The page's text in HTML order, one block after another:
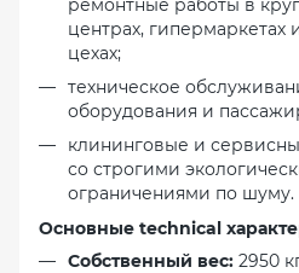
центрах, гипермаркетах
цехах;
техническое
оборудования и
клининговые и
со строгими
ограничениями по шуму.
Основные technical
Собственный вес: 2950